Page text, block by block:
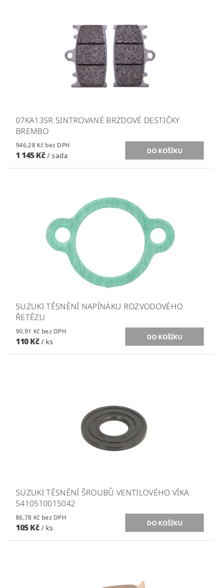
07KA13SR SINTROVANÉ BRZDOVÉ DESTIČKY
BREMBO
946,28 Kč bez DPH
1 145 Kč / sada
SUZUKI TĚSNĚNÍ NAPÍNÁKU ROZVODOVÉHO
ŘETĚZU
90,91 Kč bez DPH
110 Kč / ks
SUZUKI TĚSNĚNÍ ŠROUBŮ VENTILOVÉHO VÍKA
S410510015042
86,78 Kč bez DPH
105 Kč / ks